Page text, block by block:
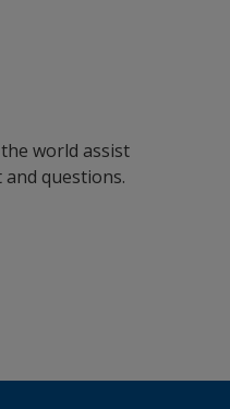
world assist
questions.